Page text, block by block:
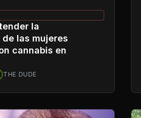
la
las mujeres
cannabis en
THE DUDE